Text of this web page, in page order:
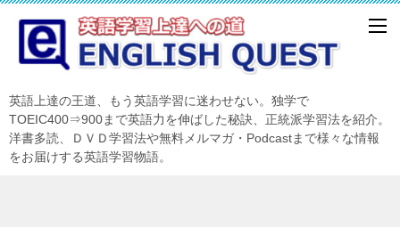
英語上達の王道、もう英語学習に迷わせない。独学で
TOEIC400⇒900まで英語力を伸ばした秘訣、正統派学習法を紹介。
洋書多読、ＤＶＤ学習法や無料メルマガ・Podcastまで様々な情報
をお届けする英語学習物語。